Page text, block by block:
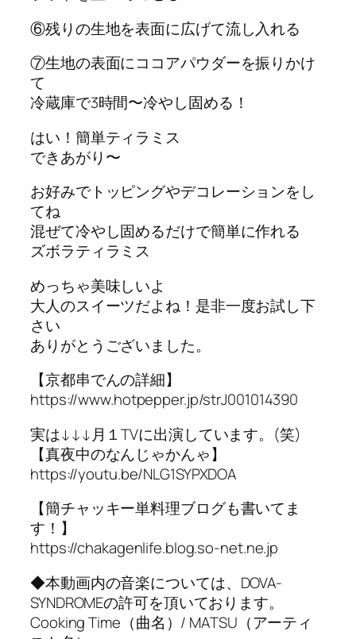
⑥残りの生地を表面に広げて流し入れる
⑦生地の表面にココアパウダーを振りかけ
て
冷蔵庫で3時間〜冷やし固める！
はい！簡単ティラミス
できあがり〜
お好みでトッピングやデコレーションをし
てね
混ぜて冷やし固めるだけで簡単に作れる
ズボラティラミス
めっちゃ美味しいよ
大人のスイーツだよね！是非一度お試し下
さい
ありがとうございました。
【京都串でんの詳細】
https://www.hotpepper.jp/strJ001014390
実は↓↓↓月１TVに出演しています。(笑)
【真夜中のなんじゃかんゃ】
https://youtu.be/NLG1SYPXDOA
【簡チャッキー単料理ブログも書いてま
す！】
https://chakagenlife.blog.so-net.ne.jp
◆本動画内の音楽については、DOVA-
SYNDROMEの許可を頂いております。
Cooking Time（曲名）/ MATSU（アーティ